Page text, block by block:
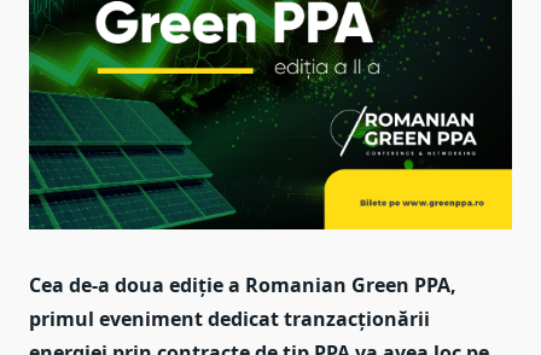
Cea de-a doua ediție a Romanian Green PPA,
primul eveniment dedicat tranzacționării